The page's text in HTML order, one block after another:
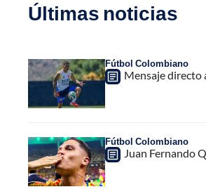
Últimas noticias
Fútbol Colombiano
Mensaje directo
Fútbol Colombiano
Juan Fernando